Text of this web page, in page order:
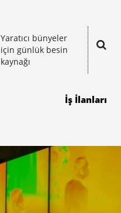
Yaratıcı bünyeler
için günlük besin
kaynağı
İş İlanları